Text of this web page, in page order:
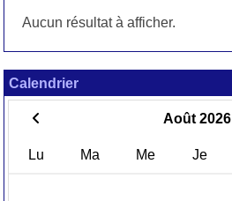
Aucun résultat à afficher.
Calendrier
Août 2026
Lu Ma Me Je